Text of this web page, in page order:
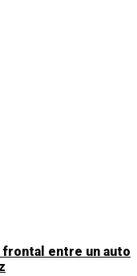
entre un auto